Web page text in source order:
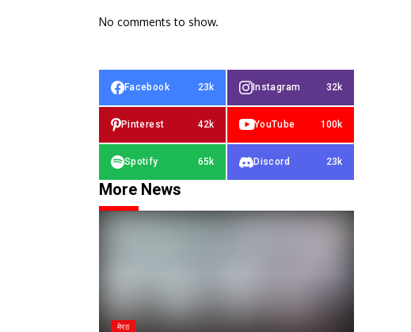
No comments to show.
Facebook 23k Instagram 32k
Pinterest 42k YouTube 100k
Spotify 65k Discord 23k
More News
मेरठ